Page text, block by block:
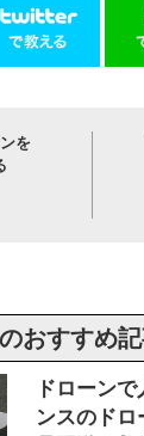
を
おすすめ
ドローン
ンスのド